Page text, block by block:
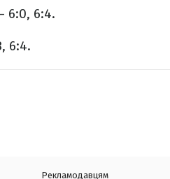
6:0, 6:4.
6:4.
Рекламодавцям